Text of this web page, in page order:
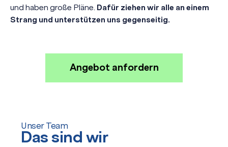
und haben große Pläne. Dafür ziehen wir alle an einem
Strang und unterstützen uns gegenseitig.
Angebot anfordern
Unser Team
Das sind wir